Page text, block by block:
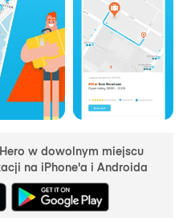
w dowolnym miejscu
na iPhone'a i Androida